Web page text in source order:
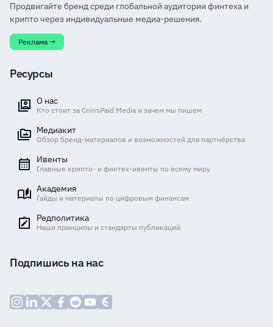
Продвигайте бренд среди глобальной аудитории финтеха и
крипто через индивидуальные медиа-решения.
Реклама →
Ресурсы
О нас
Кто стоит за CoinsPaid Media и зачем мы пишем
Медиакит
Обзор бренд-материалов и возможностей для партнёрства
Ивенты
Главные крипто- и финтех-ивенты по всему миру
Академия
Гайды и материалы по цифровым финансам
Редполитика
Наши принципы и стандарты публикаций
Подпишись на нас